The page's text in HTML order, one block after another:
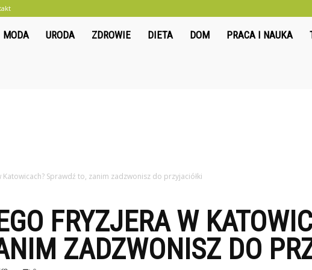
Oliwkowo.pl
MODA URODA ZDROWIE DIETA DOM PRACA I NAUKA
Sprawdź to, zanim zadzwonisz do przyjaciółki
FRYZJERA W
ZADZWONISZ DO